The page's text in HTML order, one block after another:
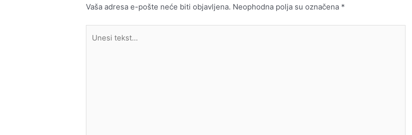
Vaša adresa e-pošte neće biti objavljena. Neophodna polja su označena *